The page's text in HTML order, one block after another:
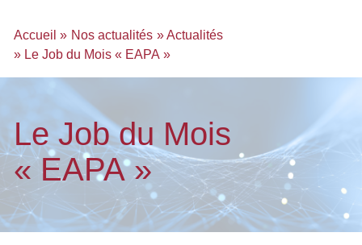
Accueil » Nos actualités » Actualités
» Le Job du Mois « EAPA »
Le Job du Mois
« EAPA »